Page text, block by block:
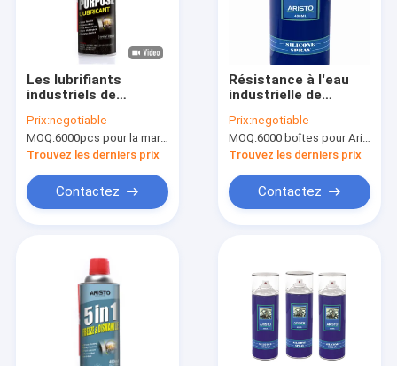
Les lubrifiants
industriels de
pulvérisent CTI avec
la matière première
d'huile
Prix:negotiable
MOQ:6000pcs pour la marque d'Aristo, 15000pcs pour la marque de client
Trouvez les derniers prix
Contactez
Résistance à l'eau
industrielle de
400ml/500ml
porteurs lourds
Prix:negotiable
MOQ:6000 boîtes pour Aristo stigmatisent, 15000 boîtes pour la marque de client
Trouvez les derniers prix
Contactez